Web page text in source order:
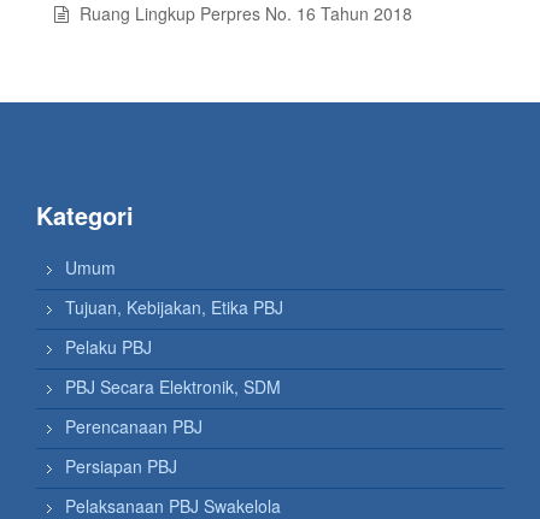
Ruang Lingkup Perpres No. 16 Tahun 2018
Kategori
Umum
Tujuan, Kebijakan, Etika PBJ
Pelaku PBJ
PBJ Secara Elektronik, SDM
Perencanaan PBJ
Persiapan PBJ
Pelaksanaan PBJ Swakelola